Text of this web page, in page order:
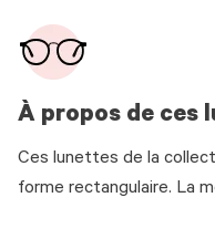
À propos de ces
Ces lunettes de la
forme rectangulaire. La